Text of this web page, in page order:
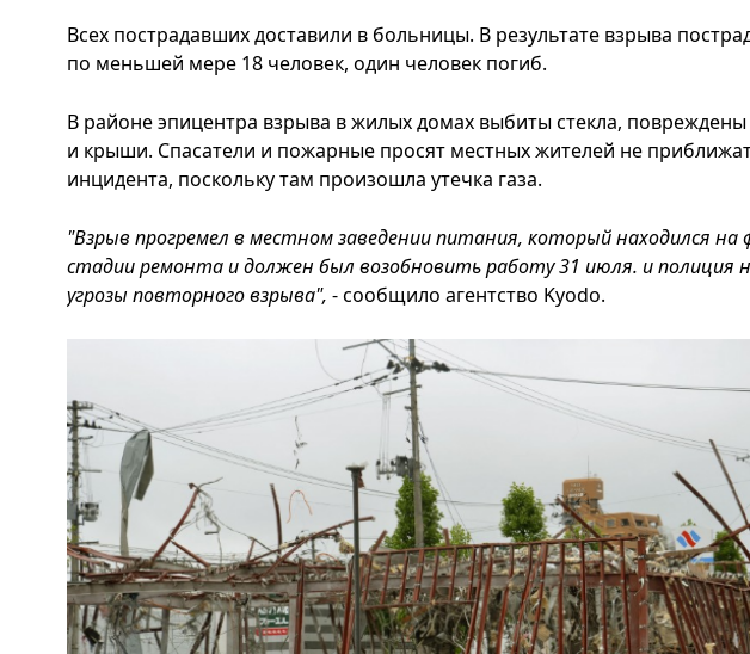
Всех пострадавших доставили в больницы. В результате взрыва
по меньшей мере 18 человек, один человек погиб.
В районе эпицентра взрыва в жилых домах выбиты стекла,
и крыши. Спасатели и пожарные просят местных жителей не
инцидента, поскольку там произошла утечка газа.
"Взрыв прогремел в местном заведении питания, который находился на
стадии ремонта и должен был возобновить работу 31 июля. и полиция
угрозы повторного взрыва", - сообщило агентство Kyodo.